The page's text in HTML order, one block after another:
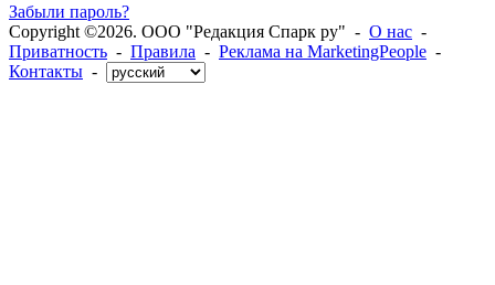
Забыли пароль?
Copyright ©2026. ООО "Редакция Спарк ру" - О нас -
Приватность - Правила - Реклама на MarketingPeople -
Контакты -